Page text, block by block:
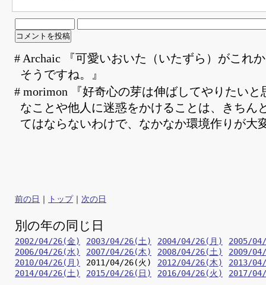
# Archaic 『可愛いおいた（いたずら）がこれ
そうですね。』
# morimon 『好奇心の芽は伸ばしてやりたいと
なことや他人に迷惑をかけることは、きちん
てはならないわけで、なかなか環境作りが大
前の日 トップ 次の日
別の年の同じ日
2002/04/26(金) 2003/04/26(土) 2004/04/26(月)
2005/
2006/04/26(水)
2007/04/26(木) 2008/04/26(土)
2009/
2010/04/26(月)
2011/04/26(火) 2012/04/26(木)
2013/
2014/04/26(土)
2015/04/26(日) 2016/04/26(火) 2017/